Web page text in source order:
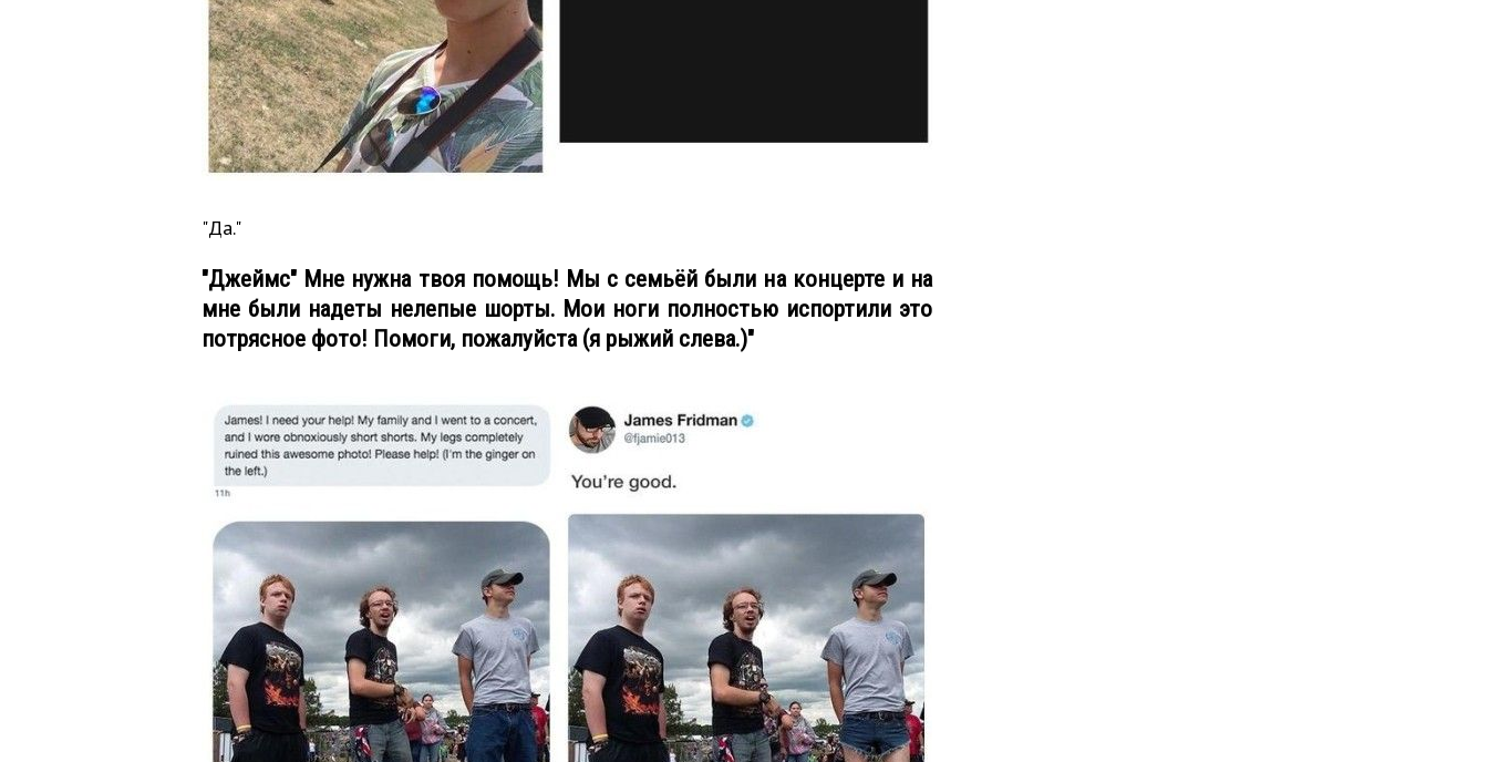
"Да."
"Джеймс" Мне нужна твоя помощь! Мы с семьёй были на концерте и на
мне были надеты нелепые шорты. Мои ноги полностью испортили это
потрясное фото! Помоги, пожалуйста (я рыжий слева.)"